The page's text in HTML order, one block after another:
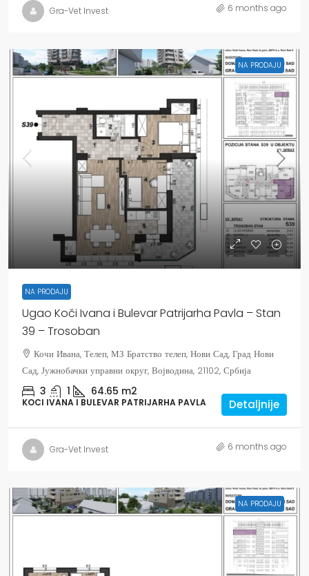
Gra-Vet Invest 6 months ago
NA PRODAJU
NA PRODAJU
Ugao Koči Ivana i Bulevar Patrijarha Pavla – Stan
39 – Trosoban
Кочи Ивана, Телеп, МЗ Братство телеп, Нови Сад, Град Нови
Сад, Јужнобачки управни округ, Војводина, 21102, Србија
3 1 64.65 m2
KOCI IVANA I BULEVAR PATRIJARHA PAVLA Detaljnije
Gra-Vet Invest 6 months ago
NA PRODAJU